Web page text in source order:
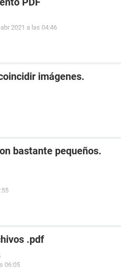
2021 a las 04:46
imágenes.
bastante pequeños.
.pdf
06:05